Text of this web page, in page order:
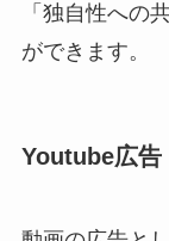
「独自性への
ができます。
Youtube広告